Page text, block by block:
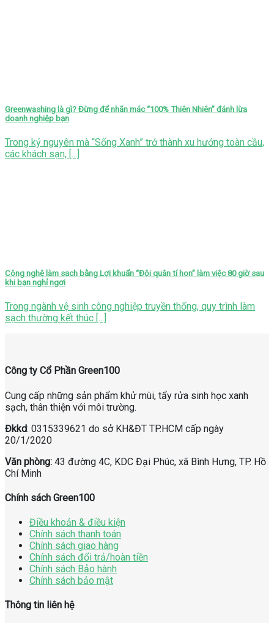
Greenwashing là gì? Đừng để nhãn mác “100% Thiên Nhiên” đánh lừa
doanh nghiệp bạn
Trong kỷ nguyên mà “Sống Xanh” trở thành xu hướng toàn cầu,
các khách sạn, [...]
Công nghệ làm sạch bằng Lợi khuẩn “Đội quân tí hon” làm việc 80 giờ sau
khi bạn nghỉ ngơi
Trong ngành vệ sinh công nghiệp truyền thống, quy trình làm
sạch thường kết thúc [...]
Công ty Cổ Phần Green100
Cung cấp những sản phẩm khử mùi, tẩy rửa sinh học xanh
sạch, thân thiện với môi trường.
Đkkd: 0315339621 do sở KH&ĐT TP.HCM cấp ngày
20/1/2020
Văn phòng: 43 đường 4C, KDC Đại Phúc, xã Bình Hưng, TP. Hồ
Chí Minh
Chính sách Green100
Điều khoản & điều kiện
Chính sách thanh toán
Chính sách giao hàng
Chính sách đổi trả/hoàn tiền
Chính sách Bảo hành
Chính sách bảo mật
Thông tin liên hệ